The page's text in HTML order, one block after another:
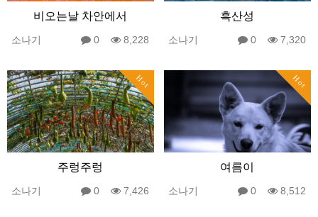
비오는날 차안에서
소나기 0 8,228
흑산성
소나기 0 7,320
Hot
주렁주렁
소나기 0 7,426
Hot
여름이
소나기 0 8,512